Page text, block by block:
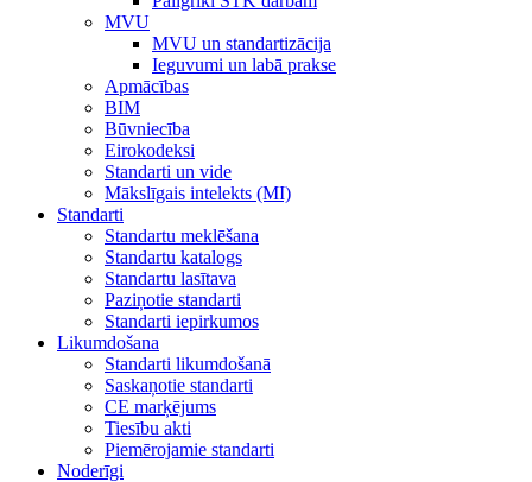
MVU
MVU un standartizācija
Ieguvumi un labā prakse
Apmācības
BIM
Būvniecība
Eirokodeksi
Standarti un vide
Mākslīgais intelekts (MI)
Standarti
Standartu meklēšana
Standartu katalogs
Standartu lasītava
Paziņotie standarti
Standarti iepirkumos
Likumdošana
Standarti likumdošanā
Saskaņotie standarti
CE marķējums
Tiesību akti
Piemērojamie standarti
Noderīgi